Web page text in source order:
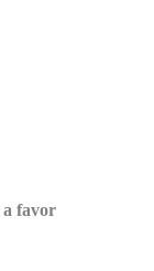
a favor